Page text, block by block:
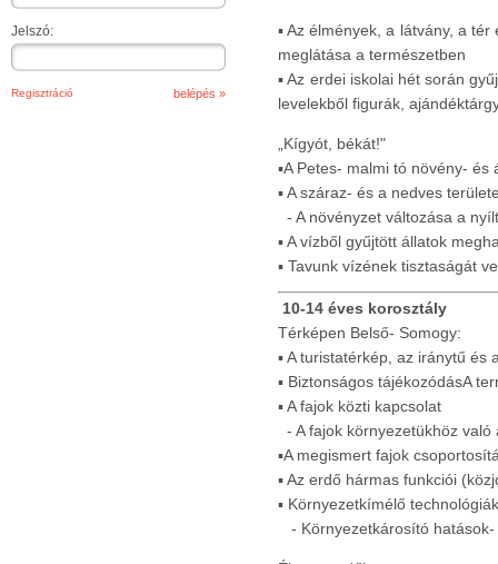
Jelszó:
Regisztráció
▪ Az élmények, a látvány, a
meglátása a természetben
▪ Az erdei iskolai hét során
levelekből figurák,
„Kígyót, békát!"
▪A Petes- malmi tó növény-
▪ A száraz- és a nedves
- A növényzet változása a
▪ A vízből gyűjtött állatok
▪ Tavunk vízének tisztaságát
10-14 éves korosztály
Térképen Belső- Somogy:
▪ A turistatérkép, az iránytű és
▪ Biztonságos tájékozódásA
▪ A fajok közti kapcsolat
- A fajok környezetükhöz
▪A megismert fajok
▪ Az erdő hármas funkciói
▪ Környezetkímélő technológiák
- Környezetkárosító